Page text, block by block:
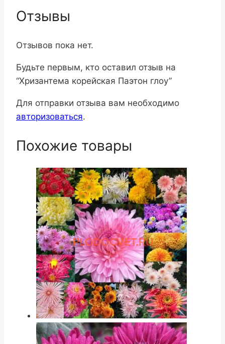
Отзывы
Отзывов пока нет.
Будьте первым, кто оставил отзыв на
“Хризантема корейская Паэтон глоу”
Для отправки отзыва вам необходимо
авторизоваться.
Похожие товары